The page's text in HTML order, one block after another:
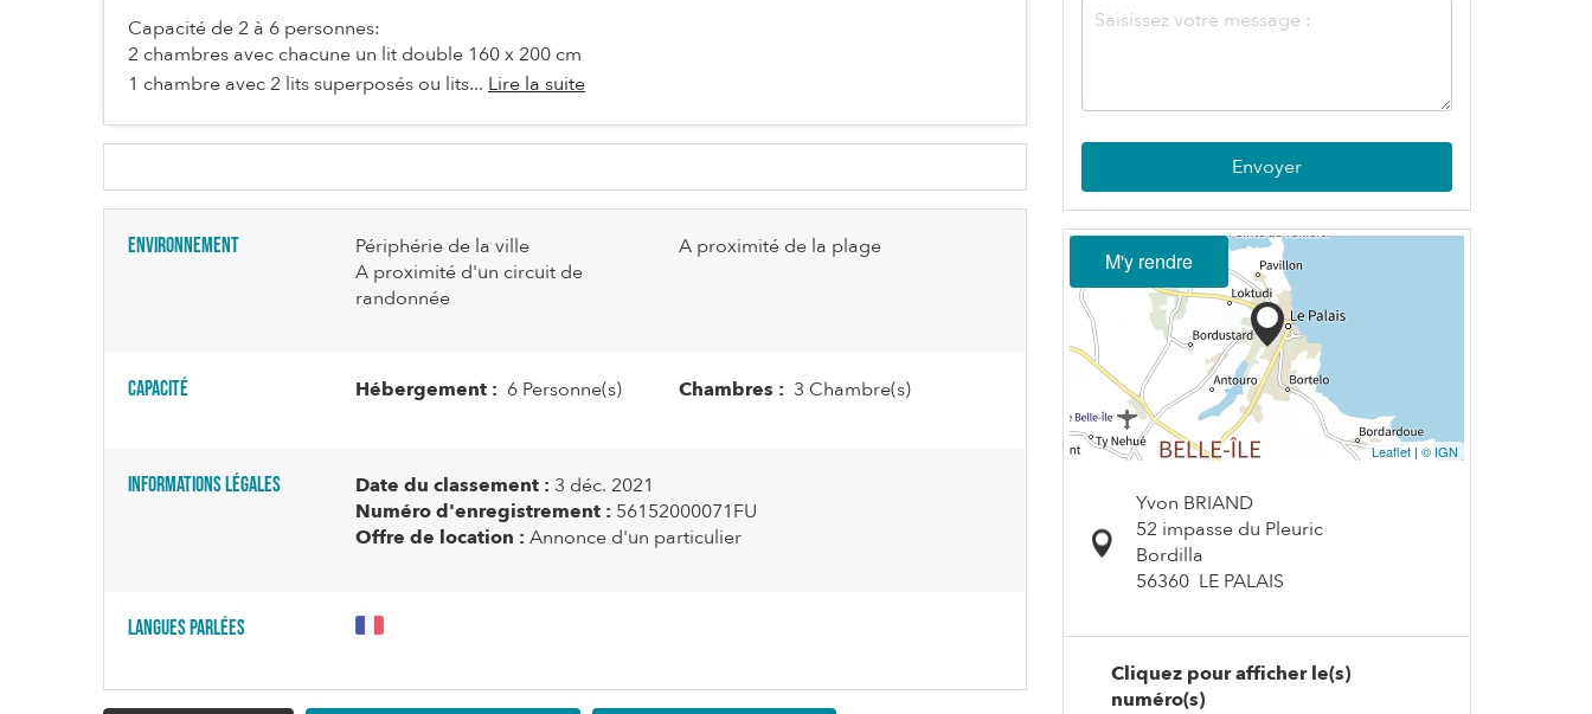
Capacité de 2 à 6 personnes:
2 chambres avec chacune un lit double 160 x 200 cm
1 chambre avec 2 lits superposés ou lits... Lire la suite
Environnement Périphérie de la ville
A proximité de la plage
A proximité d'un circuit de
randonnée
Capacité Hébergement : 6 Personne(s) Chambres : 3 Chambre(s)
Informations légales Date du classement : 3 déc. 2021
Numéro d'enregistrement : 56152000071FU
Offre de location : Annonce d'un particulier
Langues parlées
Envoyer
M'y rendre
Leaflet | © IGN
Yvon BRIAND
52 impasse du Pleuric
Bordilla
56360 LE PALAIS
Cliquez pour afficher le(s)
numéro(s)